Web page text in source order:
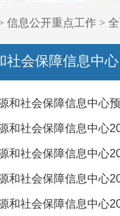
信息公开重点工作 >
社会保障信息中心
和社会保障信息中心
和社会保障信息中心
和社会保障信息中心
和社会保障信息中心
和社会保障信息中心